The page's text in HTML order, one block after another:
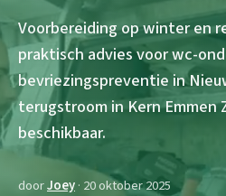
Voorbereiding op winter en
praktisch advies voor wc-
bevriezingspreventie in
terugstroom in Kern Emmen
beschikbaar.
doorJoey· 20 oktober 2025